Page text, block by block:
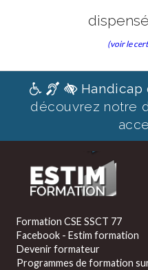
(voir le
découvrez notre
Formation CSE SSCT 77
Facebook - Estim formation
Devenir formateur
Programmes de formation